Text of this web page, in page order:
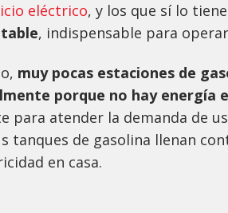
eléctrico, y los que sí lo
, indispensable para
muy pocas estaciones de
porque no hay energía
para atender la demanda de
tanques de gasolina llenan
en casa.